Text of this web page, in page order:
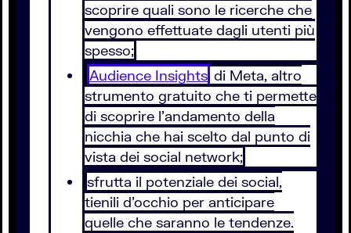
scoprire quali sono le ricerche che
vengono effettuate dagli utenti più
spesso;
Audience Insights di Meta, altro
strumento gratuito che ti permette
di scoprire l'andamento della
nicchia che hai scelto dal punto di
vista dei social network;
sfrutta il potenziale dei social,
tienili d'occhio per anticipare
quelle che saranno le tendenze.